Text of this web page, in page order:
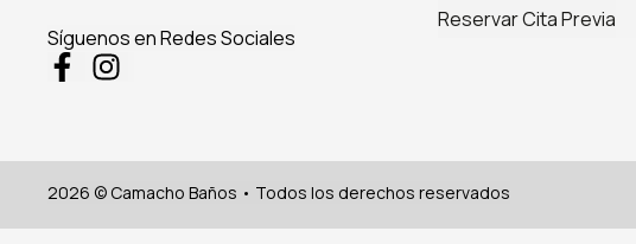
Síguenos en Redes Sociales
Reservar Cita Previa
2026 © Camacho Baños • Todos los derechos reservados